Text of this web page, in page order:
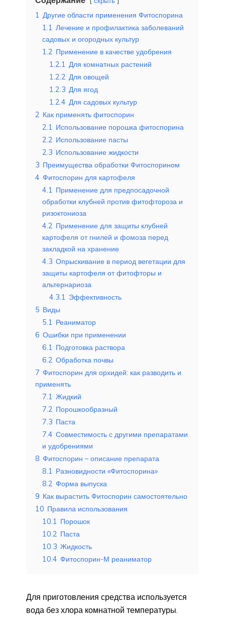
1 Другие области применения Фитоспорина
1.1 Лечение и профилактика заболеваний
садовых и огородных культур
1.2 Применение в качестве удобрения
1.2.1 Для комнатных растений
1.2.2 Для овощей
1.2.3 Для ягод
1.2.4 Для садовых культур
2 Как применять фитоспорин
2.1 Использование порошка фитоспорина
2.2 Использование пасты
2.3 Использование жидкости
3 Преимущества обработки Фитоспорином
4 Фитоспорин для картофеля
4.1 Применение для предпосадочной
обработки клубней против фитофтороза и
ризоктониоза
4.2 Применение для защиты клубней
картофеля от гнилей и фомоза перед
закладкой на хранение
4.3 Опрыскивание в период вегетации для
защиты картофеля от фитофторы и
альтернариоза
4.3.1 Эффективность
5 Виды
5.1 Реаниматор
6 Ошибки при применении
6.1 Подготовка раствора
6.2 Обработка почвы
7 Фитоспорин для орхидей: как разводить и
применять
7.1 Жидкий
7.2 Порошкообразный
7.3 Паста
7.4 Совместимость с другими препаратами
и удобрениями
8 Фитоспорин – описание препарата
8.1 Разновидности «Фитоспорина»
8.2 Форма выпуска
9 Как вырастить Фитоспорин самостоятельно
10 Правила использования
10.1 Порошок
10.2 Паста
10.3 Жидкость
10.4 Фитоспорин-М реаниматор
Для приготовления средства используется
вода без хлора комнатной температуры.